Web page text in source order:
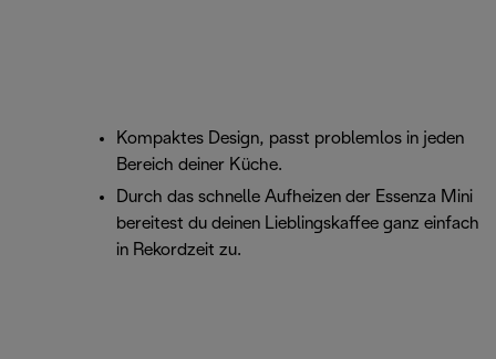
Kompaktes Design, passt problemlos in jeden
Bereich deiner Küche.
Durch das schnelle Aufheizen der Essenza Mini
bereitest du deinen Lieblingskaffee ganz einfach
in Rekordzeit zu.